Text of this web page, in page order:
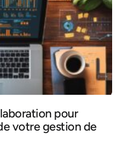
pour
votre gestion de